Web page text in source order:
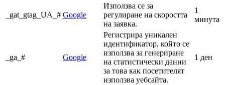
_gat_gtag_UA_# Google
Използва се за
регулиране на скоростта
на заявка.
1
минута
_ga_# Google
Регистрира уникален
идентификатор, който се
използва за генериране
на статистически данни
за това как посетителят
използва уебсайта.
1 ден